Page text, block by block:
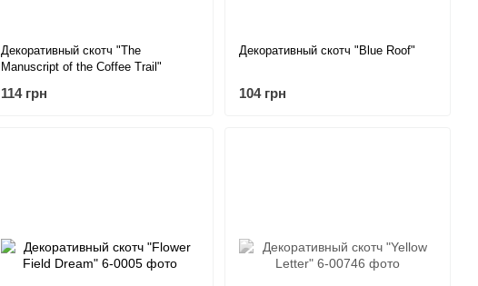
Декоративный скотч "The
Manuscript of the Coffee Trail"
114 грн
Декоративный скотч "Blue Roof"
104 грн